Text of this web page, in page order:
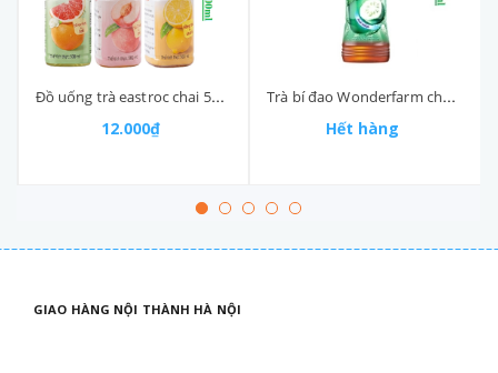
Đồ uống trà eastroc chai 500ml
12.000₫
Trà bí đao Wonderfarm chai (390-:-450)ml
Hết hàng
GIAO HÀNG NỘI THÀNH HÀ NỘI